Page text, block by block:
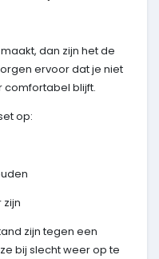
dan zijn het de
ervoor dat je niet
comfortabel blijft.
op:
zijn tegen een
bij slecht weer op te